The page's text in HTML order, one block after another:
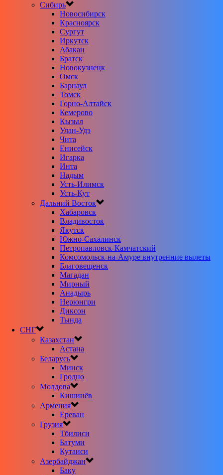
Сибирь
Новосибирск
Красноярск
Сургут
Иркутск
Абакан
Братск
Новокузнецк
Омск
Барнаул
Томск
Горно-Алтайск
Кемерово
Кызыл
Улан-Удэ
Чита
Енисейск
Игарка
Инта
Надым
Усть-Илимск
Усть-Кут
Дальний Восток
Хабаровск
Владивосток
Якутск
Южно-Сахалинск
Петропавловск-Камчатский
Комсомольск-на-Амуре внутренние вылеты
Благовещенск
Магадан
Мирный
Анадырь
Нерюнгри
Диксон
Тында
СНГ
Казахстан
Астана
Беларусь
Минск
Гродно
Молдова
Кишинёв
Армения
Ереван
Грузия
Тбилиси
Батуми
Кутаиси
Азербайджан
Баку